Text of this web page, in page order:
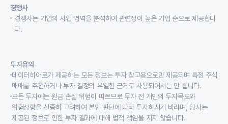
경쟁사
경쟁사는 기업의 사업 영역을 분석하여 관련성이 높은 기업 순으로 제공합니
다.
투자유의
데이터히어로가 제공하는 모든 정보는 투자 참고용으로만 제공되며 특정 주식
매매를 추천하거나 투자 결정의 유일한 근거로 사용되어서는 안 됩니다.
모든 투자에는 원금 손실 위험이 따르므로 투자 전 개인의 투자목표와
위험성향을 신중히 고려하여 본인 판단에 따라 투자하시기 바라며, 당사는
제공된 정보로 인한 투자 결과에 대해 법적 책임을 지지 않습니다.